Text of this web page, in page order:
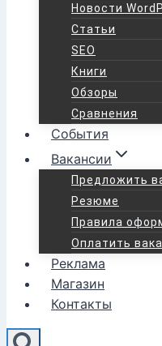
Новости
Статьи
SEO
Книги
Обзоры
Сравнения
События
Вакансии
Предложить
Резюме
Правила
Оплатить
Реклама
Магазин
Контакты